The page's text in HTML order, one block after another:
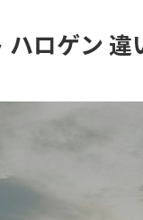
ロゲン